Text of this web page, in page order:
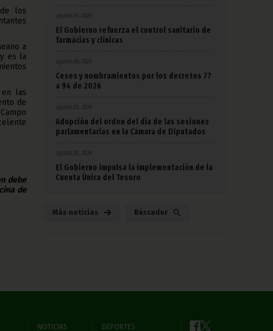
los
a
es la
las
de
debe
de
agosto 06, 2026
El Gobierno refuerza el control sanitario de
farmacias y clínicas
agosto 06, 2026
Ceses y nombramientos por los decretos 77
a 94 de 2026
agosto 05, 2026
Adopción del orden del día de las sesiones
parlamentarias en la Cámara de Diputados
agosto 05, 2026
El Gobierno impulsa la implementación de la
Cuenta Única del Tesoro
Más noticias Búscador
NOTICIAS DEPORTES